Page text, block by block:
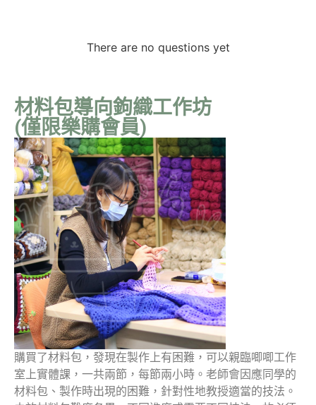
There are no questions yet
材料包導向鉤織工作坊
(僅限樂購會員)
購買了材料包，發現在製作上有困難，可以親臨唧唧工作
室上實體課，一共兩節，每節兩小時。老師會因應同學的
材料包、製作時出現的困難，針對性地教授適當的技法。